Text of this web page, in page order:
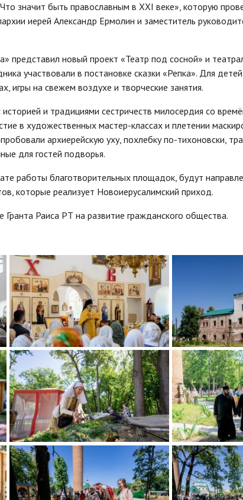
значит быть православным в XXI веке», которую
иерей Александр Ермолин и заместитель
представил новый проект «Театр под сосной» и
участвовали в постановке сказки «Репка». Для
игры на свежем воздухе и творческие занятия.
и традициями сестричеств милосердия со
в художественных мастер-классах и плетении
архиерейскую уху, похлебку по-тихоновски,
для гостей подворья.
работы благотворительных площадок, будут
которые реализует Новоиерусалимский приход.
Раиса РТ на развитие гражданского общества.